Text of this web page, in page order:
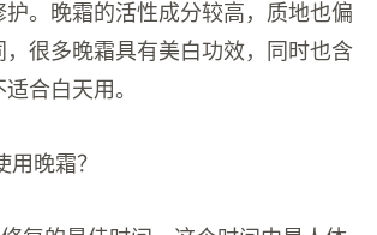
护。晚霜的活性成分较高，质地也偏
，很多晚霜具有美白功效，同时也含
合白天用。
用晚霜？